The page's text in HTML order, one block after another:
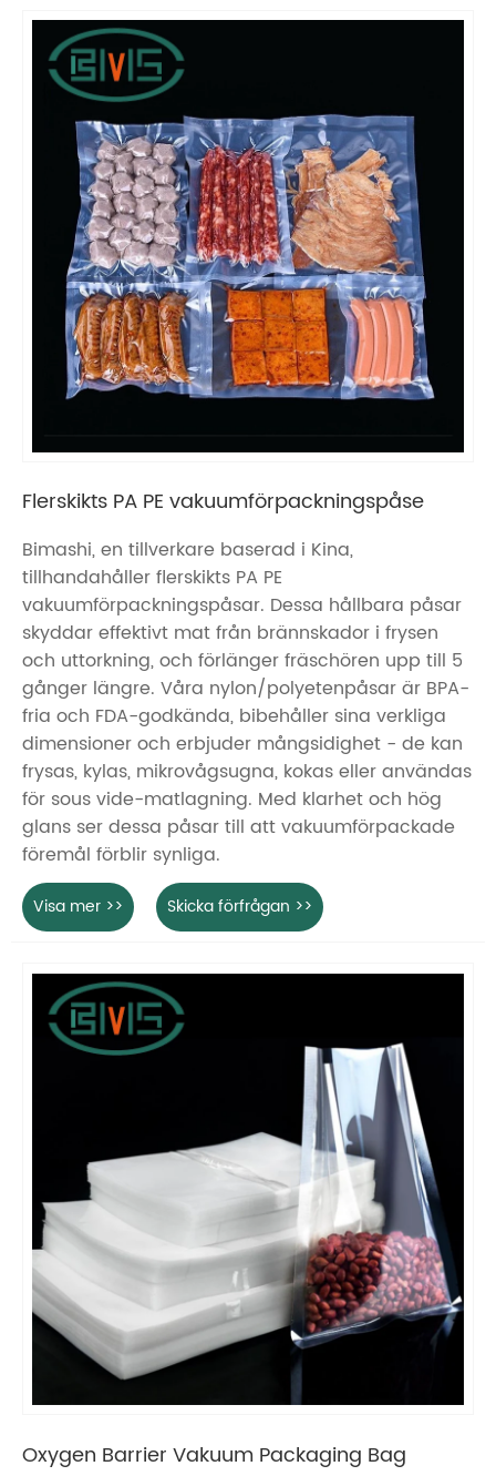
Flerskikts PA PE vakuumförpackningspåse
Bimashi, en tillverkare baserad i Kina,
tillhandahåller flerskikts PA PE
vakuumförpackningspåsar. Dessa hållbara påsar
skyddar effektivt mat från brännskador i frysen
och uttorkning, och förlänger fräschören upp till 5
gånger längre. Våra nylon/polyetenpåsar är BPA-
fria och FDA-godkända, bibehåller sina verkliga
dimensioner och erbjuder mångsidighet - de kan
frysas, kylas, mikrovågsugna, kokas eller användas
för sous vide-matlagning. Med klarhet och hög
glans ser dessa påsar till att vakuumförpackade
föremål förblir synliga.
Visa mer >> Skicka förfrågan >>
Oxygen Barrier Vakuum Packaging Bag